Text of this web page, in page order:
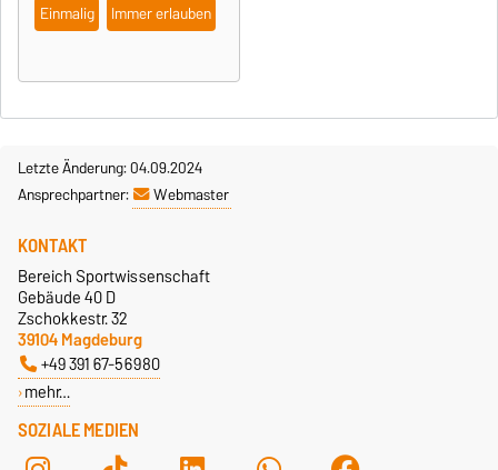
Einmalig
Immer erlauben
Letzte Änderung: 04.09.2024
Ansprechpartner:
Webmaster
SOZIALE MEDIEN
KONTAKT
Bereich Sportwissenschaft
Gebäude 40 D
Zschokkestr. 32
39104 Magdeburg
+49 391 67-56980
mehr…